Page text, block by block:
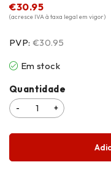
€30.95
(acresce IVA à taxa legal em vigor)
PVP: €30.95
Em stock
Quantidade